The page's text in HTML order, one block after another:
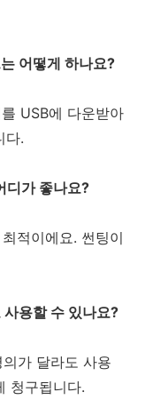
어떻게 하나요?
USB에 다운받아
다.
디가 좋나요?
적이에요. 썬팅이
용할 수 있나요?
가 달라도 사용
청구됩니다.